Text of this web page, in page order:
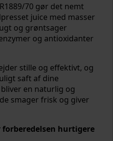
70 gør det nemt
juice med masser
og grøntsager
og antioxidanter
stille og effektivt, og
saft af dine
en naturlig og
smager frisk og giver
hurtigere